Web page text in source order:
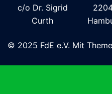
c/o Dr. Sigrid
Curth
© 2025 FdE e.V. Mit